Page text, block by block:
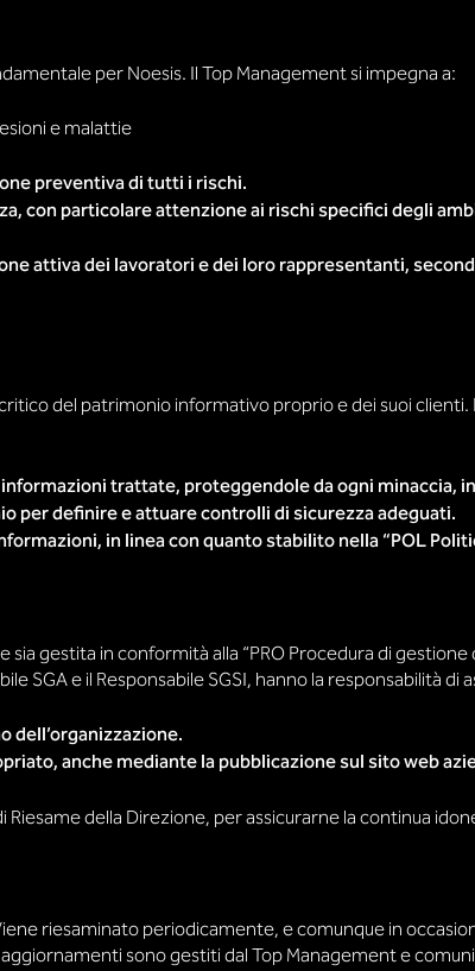
per Noesis. Il Top Management si impegna a:
e malattie
preventiva di tutti i rischi.
con particolare attenzione ai rischi specifici degli
attiva dei lavoratori e dei loro rappresentanti,
del patrimonio informativo proprio e dei suoi
trattate, proteggendole da ogni minaccia,
per definire e attuare controlli di sicurezza adeguati.
in linea con quanto stabilito nella “POL
sia gestita in conformità alla “PRO Procedura di
SGA e il Responsabile SGSI, hanno la responsabilità di
dell’organizzazione.
anche mediante la pubblicazione sul sito web
della Direzione, per assicurarne la continua
riesaminato periodicamente, e comunque in
sono gestiti dal Top Management e